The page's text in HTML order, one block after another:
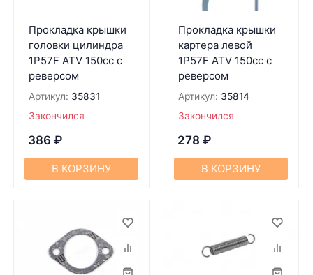
Прокладка крышки
головки цилиндра
1P57F ATV 150cc c
реверсом
Артикул: 35831
Закончился
386 ₽
В КОРЗИНУ
Прокладка крышки
картера левой
1P57F ATV 150cc с
реверсом
Артикул: 35814
Закончился
278 ₽
В КОРЗИНУ